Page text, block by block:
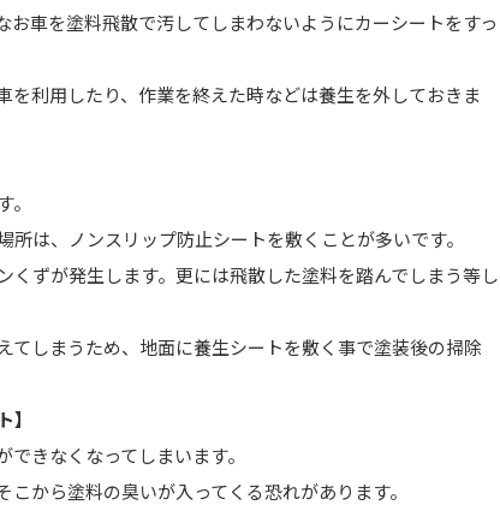
車を塗料飛散で汚してしまわないようにカーシートをすっ
利用したり、作業を終えた時などは養生を外しておきま
は、ノンスリップ防止シートを敷くことが多いです。
ずが発生します。更には飛散した塗料を踏んでしまう等し
てしまうため、地面に養生シートを敷く事で塗装後の掃除
きなくなってしまいます。
から塗料の臭いが入ってくる恐れがあります。